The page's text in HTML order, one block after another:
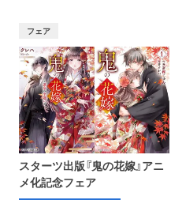
フェア
スターツ出版『鬼の花嫁』アニ
メ化記念フェア